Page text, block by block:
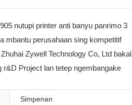
nutupi printer anti banyu panrimo 3
mbantu perusahaan sing kompetitif
Zywell Technology Co, Ltd bakal
Project lan tetep ngembangake
Simpenan